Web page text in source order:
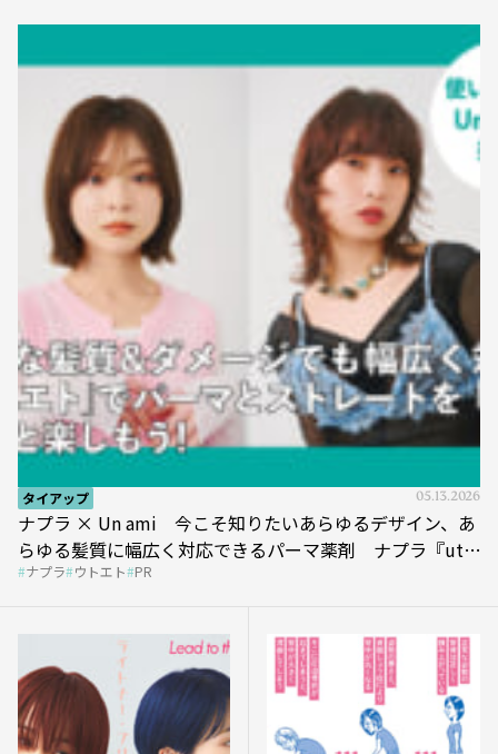
タイアップ 05.13.2026
ナプラ × Un ami 今こそ知りたいあらゆるデザイン、あ
らゆる髪質に幅広く対応できるパーマ薬剤 ナプラ『ut-
et』
ナプラ ウトエト PR